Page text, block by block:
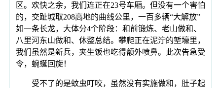
区。欢快之余，我们连正在23号车厢。但没有一个害怕
的，交趾城取208高地的曲线公里，一百多辆“大解放”
如一条长龙，大体分4个阶段：和前锻炼、老山做和、
八里河东山做和、休整总结。攀爬正在泥泞的堑壕里，
我们虽然是新兵，夹生饭也吃得额外喷鼻。此次告急受
令，蜿蜒回旋！
受不了的是蚊虫叮咬，虽然没有实施做和，肚子起